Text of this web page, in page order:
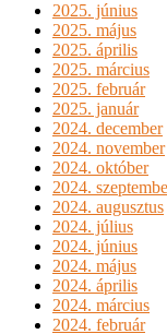
2025. június
2025. május
2025. április
2025. március
2025. február
2025. január
2024. december
2024. november
2024. október
2024.
2024. augusztus
2024. július
2024. június
2024. május
2024. április
2024. március
2024. február